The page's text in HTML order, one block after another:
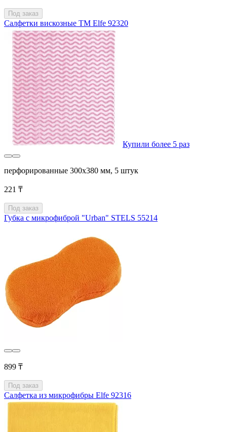
Под заказ
Салфетки вискозные ТМ Elfe 92320
Купили более 5 раз
перфорированные 300x380 мм, 5 штук
221 ₸
Под заказ
Губка с микрофиброй "Urban" STELS 55214
899 ₸
Под заказ
Салфетка из микрофибры Elfe 92316